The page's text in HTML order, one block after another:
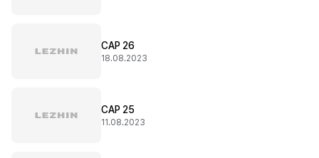
CAP 26
18.08.2023
CAP 25
11.08.2023